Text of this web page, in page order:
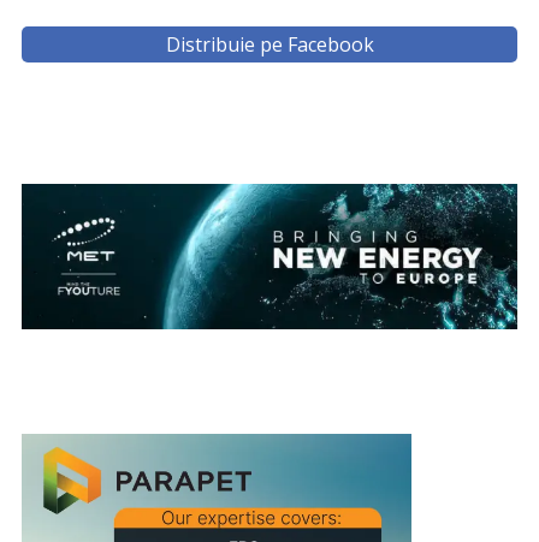
Distribuie pe Facebook